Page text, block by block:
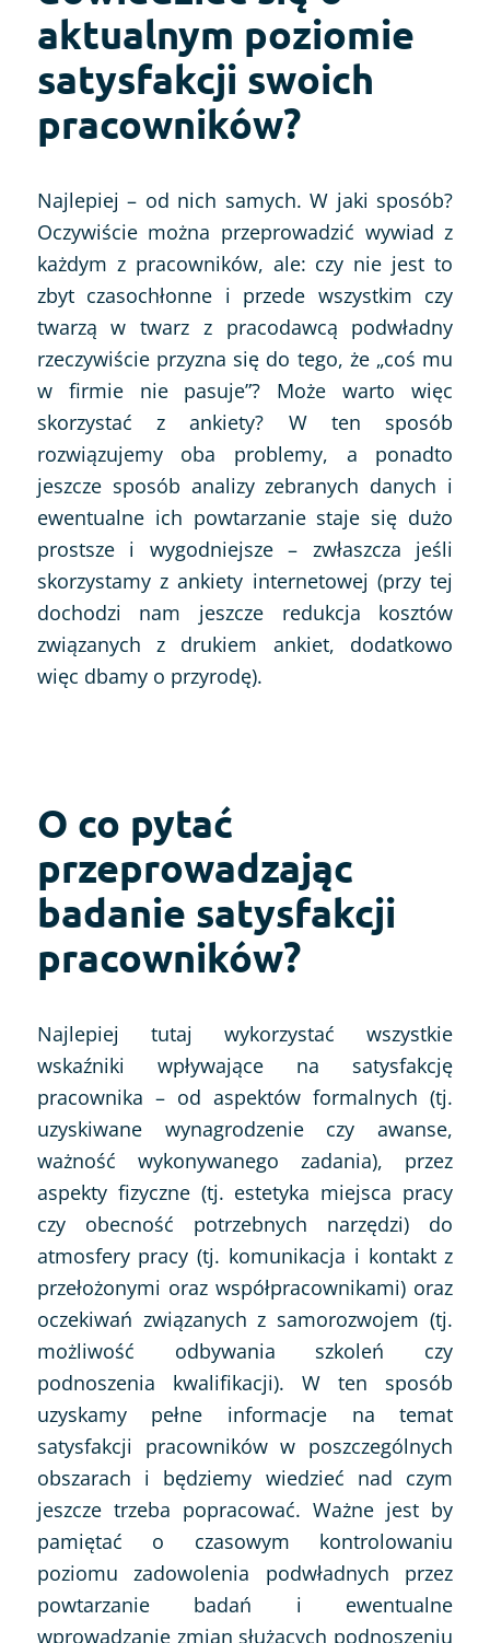
aktualnym poziomie
satysfakcji swoich
pracowników?
Najlepiej – od nich samych. W jaki sposób?
Oczywiście można przeprowadzić wywiad z
każdym z pracowników, ale: czy nie jest to
zbyt czasochłonne i przede wszystkim czy
twarzą w twarz z pracodawcą podwładny
rzeczywiście przyzna się do tego, że „coś mu
w firmie nie pasuje”? Może warto więc
skorzystać z ankiety? W ten sposób
rozwiązujemy oba problemy, a ponadto
jeszcze sposób analizy zebranych danych i
ewentualne ich powtarzanie staje się dużo
prostsze i wygodniejsze – zwłaszcza jeśli
skorzystamy z ankiety internetowej (przy tej
dochodzi nam jeszcze redukcja kosztów
związanych z drukiem ankiet, dodatkowo
więc dbamy o przyrodę).
O co pytać
przeprowadzając
badanie satysfakcji
pracowników?
Najlepiej tutaj wykorzystać wszystkie
wskaźniki wpływające na satysfakcję
pracownika – od aspektów formalnych (tj.
uzyskiwane wynagrodzenie czy awanse,
ważność wykonywanego zadania), przez
aspekty fizyczne (tj. estetyka miejsca pracy
czy obecność potrzebnych narzędzi) do
atmosfery pracy (tj. komunikacja i kontakt z
przełożonymi oraz współpracownikami) oraz
oczekiwań związanych z samorozwojem (tj.
możliwość odbywania szkoleń czy
podnoszenia kwalifikacji). W ten sposób
uzyskamy pełne informacje na temat
satysfakcji pracowników w poszczególnych
obszarach i będziemy wiedzieć nad czym
jeszcze trzeba popracować. Ważne jest by
pamiętać o czasowym kontrolowaniu
poziomu zadowolenia podwładnych przez
powtarzanie badań i ewentualne
wprowadzanie zmian służących podnoszeniu